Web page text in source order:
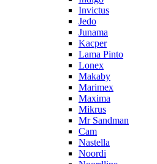
Invictus
Jedo
Junama
Kacper
Lama Pinto
Lonex
Makaby
Marimex
Maxima
Mikrus
Mr Sandman
Cam
Nastella
Noordi